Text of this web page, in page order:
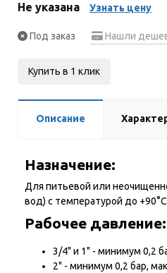
Не указана Узнать цену
Под заказ Нашли
Купить в 1 клик
Описание
Назначение:
Для питьевой или
вод) с температурой до +90°С
Рабочее давление:
3/4" и 1" - минимум 0,2
2" - минимум 0,2 бар,